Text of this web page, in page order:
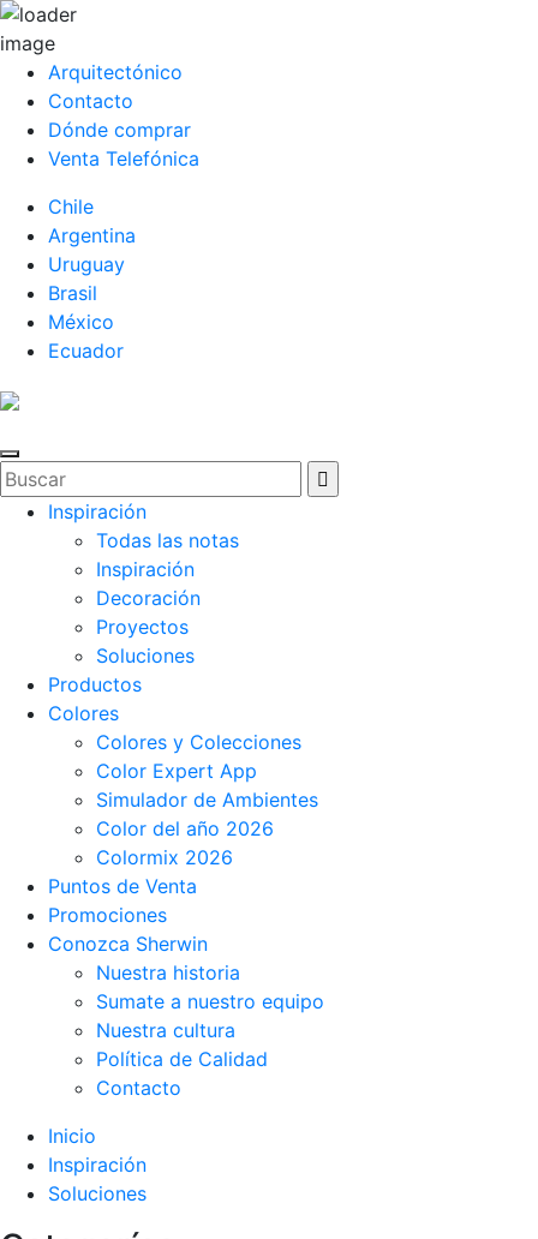
Arquitectónico
Contacto
Dónde comprar
Venta Telefónica
Chile
Argentina
Uruguay
Brasil
México
Ecuador
Inspiración
Todas las notas
Inspiración
Decoración
Proyectos
Soluciones
Productos
Colores
Colores y Colecciones
Color Expert App
Simulador de Ambientes
Color del año 2026
Colormix 2026
Puntos de Venta
Promociones
Conozca Sherwin
Nuestra historia
Sumate a nuestro equipo
Nuestra cultura
Política de Calidad
Contacto
Inicio
Inspiración
Soluciones